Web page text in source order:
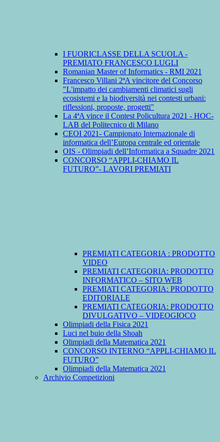
I FUORICLASSE DELLA SCUOLA -
PREMIATO FRANCESCO LUGLI
Romanian Master of Informatics - RMI 2021
Francesco Villani 2ªA vincitore del Concorso
"L'impatto dei cambiamenti climatici sugli
ecosistemi e la biodiversità nei contesti urbani:
riflessioni, proposte, progetti"
La 4ªA vince il Contest Policultura 2021 - HOC-
LAB del Politecnico di Milano
CEOI 2021- Campionato Internazionale di
informatica dell’Europa centrale ed orientale
OIS - Olimpiadi dell’Informatica a Squadre 2021
CONCORSO “APPLI-CHIAMO IL
FUTURO”- LAVORI PREMIATI
PREMIATI CATEGORIA : PRODOTTO
VIDEO
PREMIATI CATEGORIA: PRODOTTO
INFORMATICO – SITO WEB
PREMIATI CATEGORIA: PRODOTTO
EDITORIALE
PREMIATI CATEGORIA: PRODOTTO
DIVULGATIVO – VIDEOGIOCO
Olimpiadi della Fisica 2021
Luci nel buio della Shoah
Olimpiadi della Matematica 2021
CONCORSO INTERNO “APPLI-CHIAMO IL
FUTURO”
Olimpiadi della Matematica 2021
Archivio Competizioni